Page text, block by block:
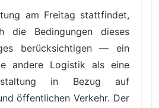
am Freitag stattfindet,
die Bedingungen dieses
berücksichtigen — ein
andere Logistik als eine
in Bezug auf
öffentlichen Verkehr. Der